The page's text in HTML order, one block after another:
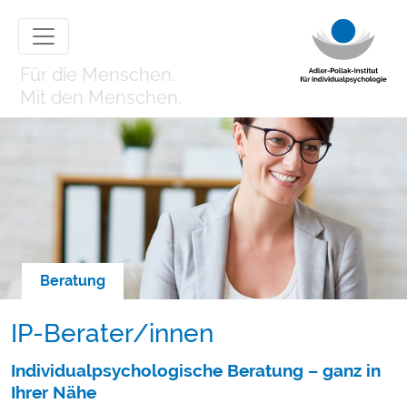
Für die Menschen.
Mit den Menschen.
Beratung
IP-Berater/innen
Individualpsychologische Beratung – ganz in
Ihrer Nähe